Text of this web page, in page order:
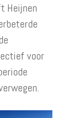
Heijnen
voor